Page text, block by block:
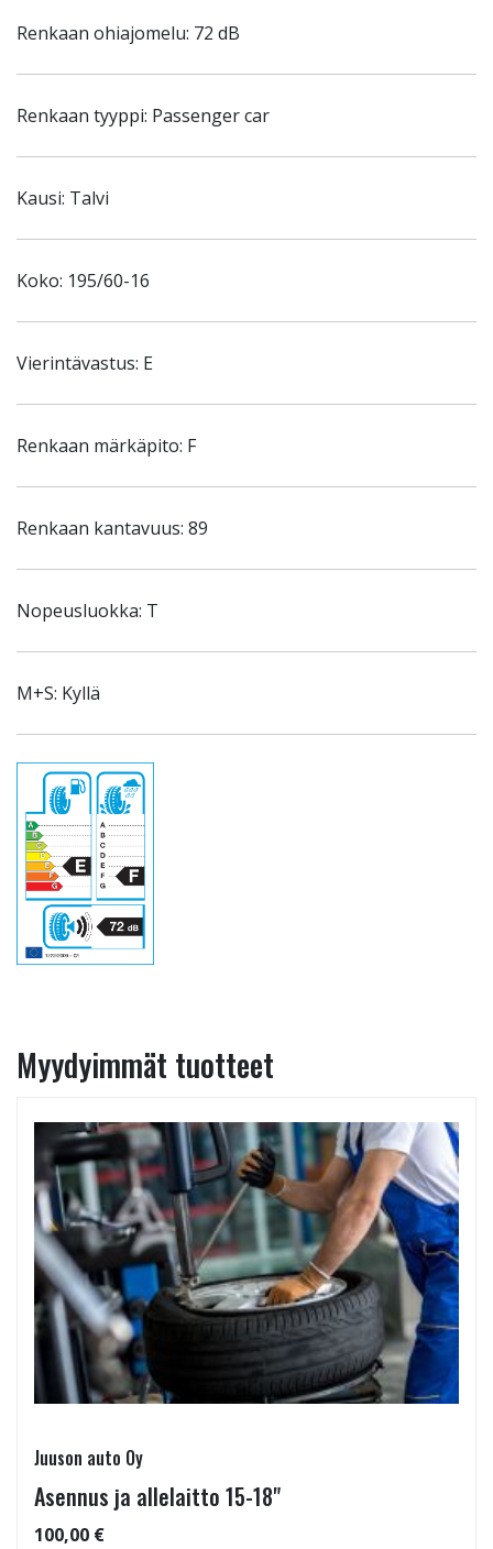
Renkaan ohiajomelu: 72 dB
Renkaan tyyppi: Passenger car
Kausi: Talvi
Koko: 195/60-16
Vierintävastus: E
Renkaan märkäpito: F
Renkaan kantavuus: 89
Nopeusluokka: T
M+S: Kyllä
Myydyimmät tuotteet
Juuson auto Oy
Asennus ja allelaitto 15-18"
100,00 €